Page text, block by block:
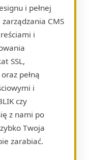
i pełnej
CMS
i
SSL,
pełną
i
czy
z nami po
Twoja
zarabiać.